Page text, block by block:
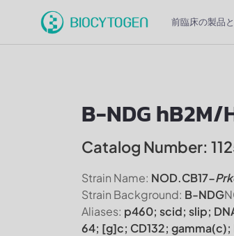
前臨床の製品
B-NDG
Catalog Number:
Strain Name: NOD.CB17-
Strain Background: B-NDG
Aliases: p460; scid; slip;
64; [g]c; CD132;